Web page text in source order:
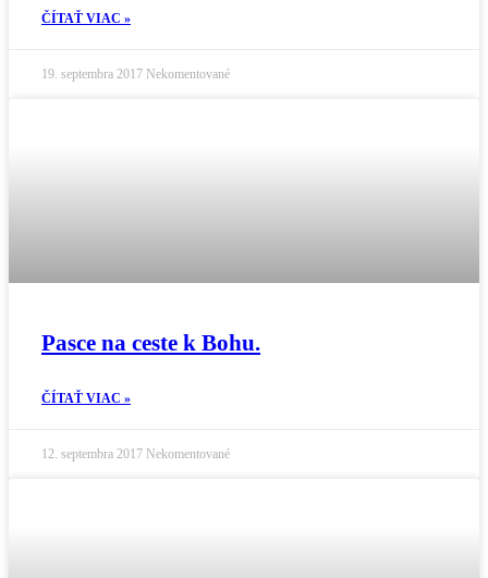
ČÍTAŤ VIAC »
19. septembra 2017 Nekomentované
Pasce na ceste k Bohu.
ČÍTAŤ VIAC »
12. septembra 2017 Nekomentované